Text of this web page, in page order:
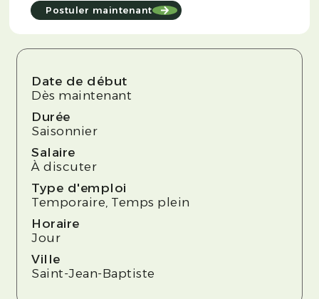
Postuler maintenant
Date de début
Dès maintenant
Durée
Saisonnier
Salaire
À discuter
Type d'emploi
Temporaire, Temps plein
Horaire
Jour
Ville
Saint-Jean-Baptiste